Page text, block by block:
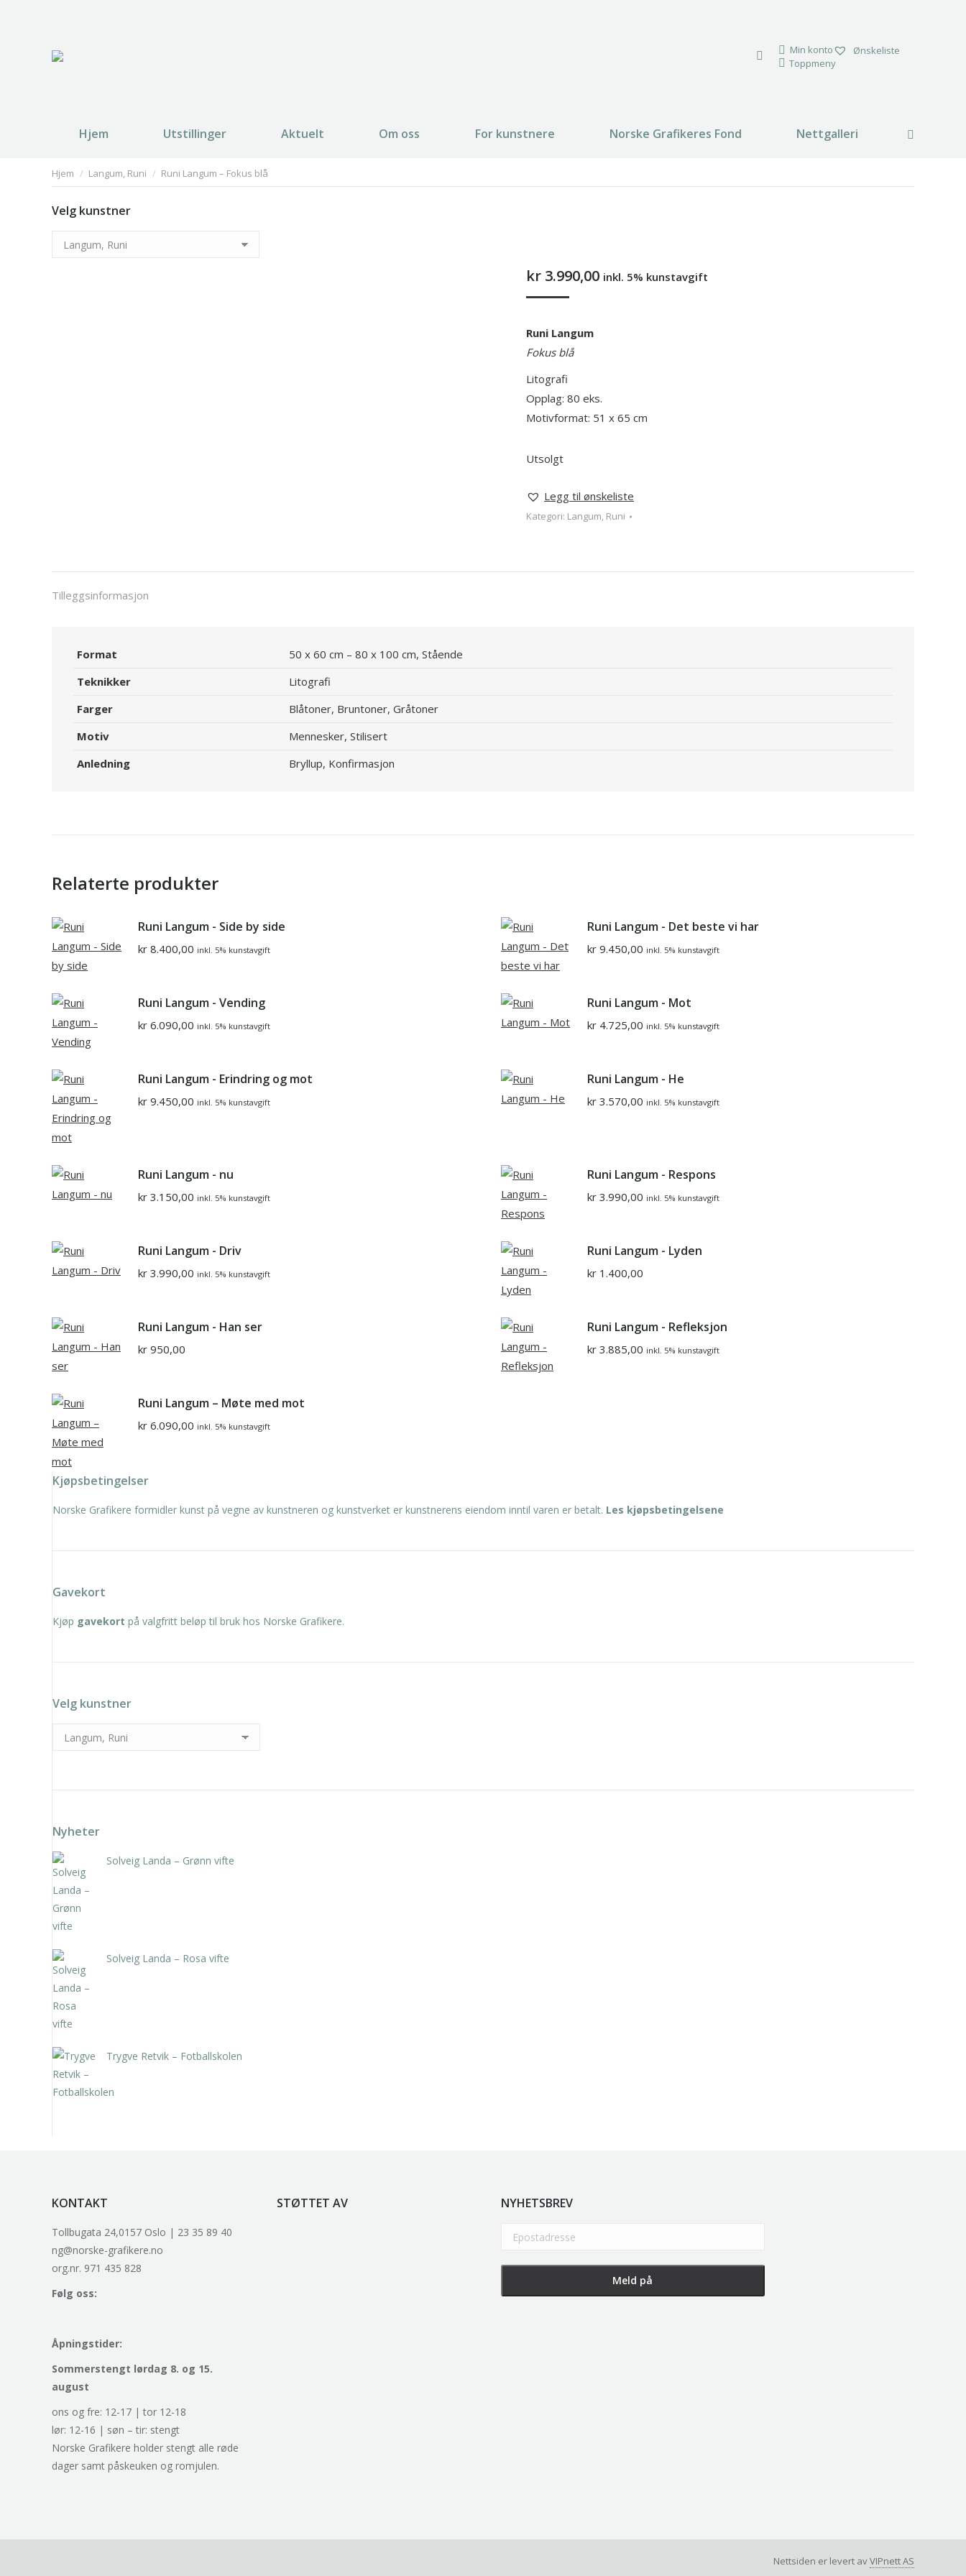
Min konto
Ønskeliste
Toppmeny
Hjem Utstillinger Aktuelt Om oss For kunstnere Norske Grafikeres Fond Nettgalleri Search:
You are here:
Hjem Langum, Runi Runi Langum – Fokus blå
Velg kunstner
kr 3.990,00 inkl. 5% kunstavgift
Runi Langum
Fokus blå
Litografi
Opplag: 80 eks.
Motivformat: 51 x 65 cm
Utsolgt
Legg til ønskeliste
Kategori: Langum, Runi
Tilleggsinformasjon
Format
50 x 60 cm – 80 x 100 cm, Stående
Teknikker
Litografi
Farger
Blåtoner, Bruntoner, Gråtoner
Motiv
Mennesker, Stilisert
Anledning
Bryllup, Konfirmasjon
Relaterte produkter
Runi Langum - Side by side
kr 8.400,00 inkl. 5% kunstavgift
Runi Langum - Det beste vi har
kr 9.450,00 inkl. 5% kunstavgift
Runi Langum - Vending
kr 6.090,00 inkl. 5% kunstavgift
Runi Langum - Mot
kr 4.725,00 inkl. 5% kunstavgift
Runi Langum - Erindring og mot
kr 9.450,00 inkl. 5% kunstavgift
Runi Langum - He
kr 3.570,00 inkl. 5% kunstavgift
Runi Langum - nu
kr 3.150,00 inkl. 5% kunstavgift
Runi Langum - Respons
kr 3.990,00 inkl. 5% kunstavgift
Runi Langum - Driv
kr 3.990,00 inkl. 5% kunstavgift
Runi Langum - Lyden
kr 1.400,00
Runi Langum - Han ser
kr 950,00
Runi Langum - Refleksjon
kr 3.885,00 inkl. 5% kunstavgift
Runi Langum – Møte med mot
kr 6.090,00 inkl. 5% kunstavgift
Kjøpsbetingelser
Norske Grafikere formidler kunst på vegne av kunstneren og kunstverket er kunstnerens eiendom inntil varen er betalt. Les kjøpsbetingelsene
Gavekort
Kjøp gavekort på valgfritt beløp til bruk hos Norske Grafikere.
Velg kunstner
Nyheter
Solveig Landa – Grønn vifte
Solveig Landa – Rosa vifte
Trygve Retvik – Fotballskolen
KONTAKT
Tollbugata 24,0157 Oslo | 23 35 89 40
ng@norske-grafikere.no
org.nr. 971 435 828
Følg oss:
Åpningstider:
Sommerstengt lørdag 8. og 15.
august
ons og fre: 12-17 | tor 12-18
lør: 12-16 | søn – tir: stengt
Norske Grafikere holder stengt alle røde
dager samt påskeuken og romjulen.
STØTTET AV NYHETSBREV
Nettsiden er levert avVIPnett AS